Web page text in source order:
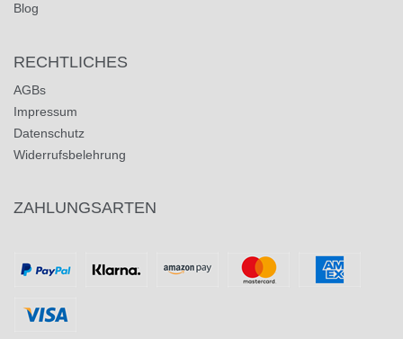
Blog
RECHTLICHES
AGBs
Impressum
Datenschutz
Widerrufsbelehrung
ZAHLUNGSARTEN